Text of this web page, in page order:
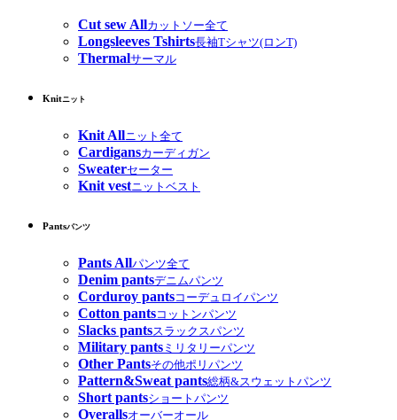
Cut sew Allカットソー全て
Longsleeves Tshirts長袖Tシャツ(ロンT)
Thermalサーマル
Knitニット
Knit Allニット全て
Cardigansカーディガン
Sweaterセーター
Knit vestニットベスト
Pantsパンツ
Pants Allパンツ全て
Denim pantsデニムパンツ
Corduroy pantsコーデュロイパンツ
Cotton pantsコットンパンツ
Slacks pantsスラックスパンツ
Military pants ミリタリーパンツ
Other Pantsその他ポリパンツ
Pattern&Sweat pants総柄&スウェットパンツ
Short pantsショートパンツ
Overallsオーバーオール